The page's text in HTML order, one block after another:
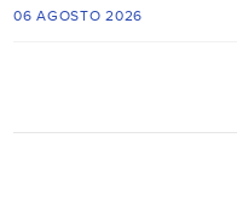
06 AGOSTO 2026